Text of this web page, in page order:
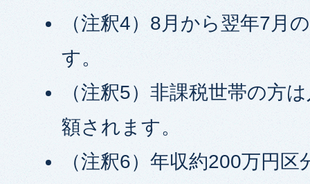
（注釈4）8月から翌年7月
す。
（注釈5）非課税世帯の方
額されます。
（注釈6）年収約200万円